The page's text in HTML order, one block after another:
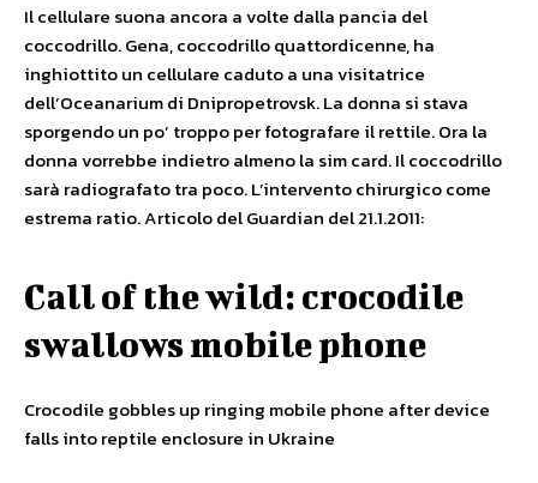
Il cellulare suona ancora a volte dalla pancia del
coccodrillo. Gena, coccodrillo quattordicenne, ha
inghiottito un cellulare caduto a una visitatrice
dell’Oceanarium di Dnipropetrovsk. La donna si stava
sporgendo un po’ troppo per fotografare il rettile. Ora la
donna vorrebbe indietro almeno la sim card. Il coccodrillo
sarà radiografato tra poco. L’intervento chirurgico come
estrema ratio. Articolo del Guardian del 21.1.2011:
Call of the wild: crocodile
swallows mobile phone
Crocodile gobbles up ringing mobile phone after device
falls into reptile enclosure in Ukraine